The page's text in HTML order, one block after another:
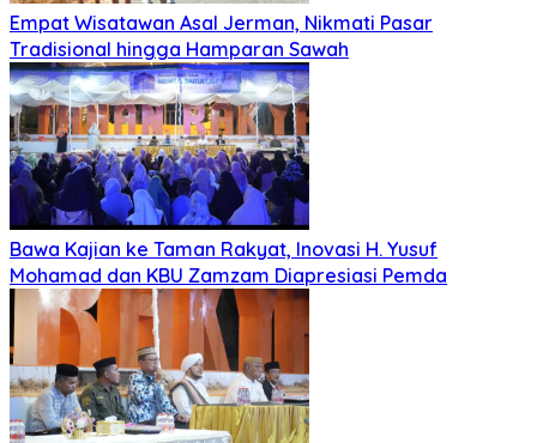
Empat Wisatawan Asal Jerman, Nikmati Pasar
Tradisional hingga Hamparan Sawah
Bawa Kajian ke Taman Rakyat, Inovasi H. Yusuf
Mohamad dan KBU Zamzam Diapresiasi Pemda